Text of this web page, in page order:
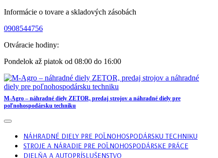
Skip
content
Informácie o tovare a skladových zásobách
0908544756
Otváracie hodiny:
Pondelok až piatok od 08:00 do 16:00
M-Agro – náhradné diely ZETOR, predaj strojov a náhradné diely pre
poľnohospodársku techniku
Open
NÁHRADNÉ DIELY PRE POĽNOHOSPODÁRSKU TECHNIKU
STROJE A NÁRADIE PRE POĽNOHOSPODÁRSKE PRÁCE
DIELŇA A AUTOPRÍSLUŠENSTVO